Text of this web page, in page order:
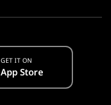
GET IT ON
App Store